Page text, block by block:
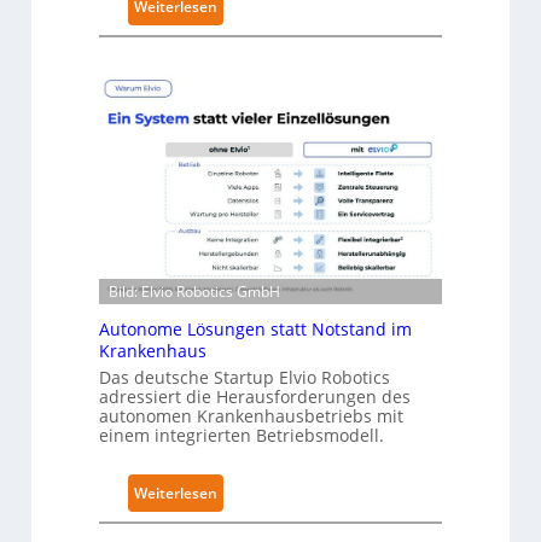
-
v
l
2
-
Z
e
t
f
i
z
r
Weiterlesen
N
R
o
b
o
t
i
c
s
r
w
e
e
Bild: Elvio Robotics GmbH
Autonome Lösungen statt Notstand im
Krankenhaus
Das deutsche Startup Elvio Robotics
adressiert die Herausforderungen des
autonomen Krankenhausbetriebs mit
einem integrierten Betriebsmodell.
Weiterlesen
A